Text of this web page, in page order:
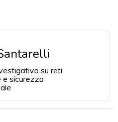
su reti
sicurezza